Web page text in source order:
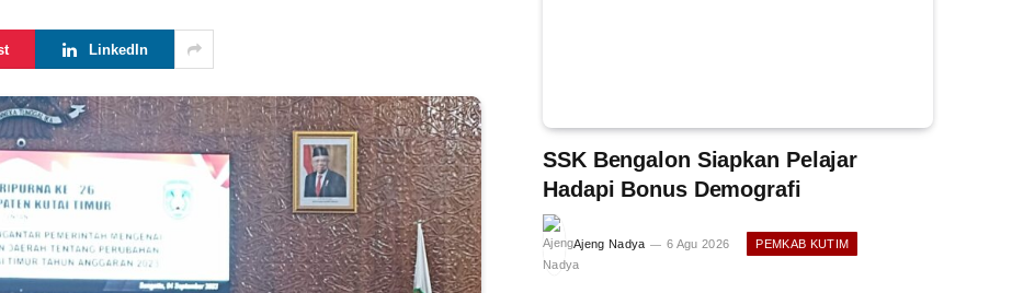
LinkedIn
SSK Bengalon Siapkan Pelajar
Hadapi Bonus Demografi
Ajeng Nadya 6 Agu 2026 PEMKAB KUTIM